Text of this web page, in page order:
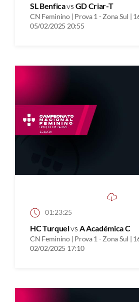
SL Benficavs GD Criar-T
CN Feminino | Prova 1 - Zona Sul |
05/02/2025 20:55
01:23:25
HC Turquelvs A Académica C
CN Feminino | Prova 1 - Zona Sul |
02/02/2025 17:10